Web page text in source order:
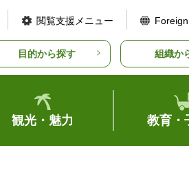
閲覧支援メニュー
目的から探す 組織か
観光・魅力 教育・